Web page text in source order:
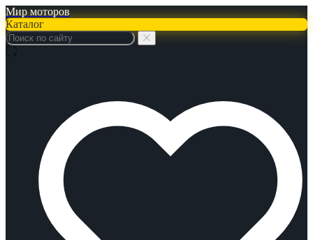
Мир моторов
Каталог